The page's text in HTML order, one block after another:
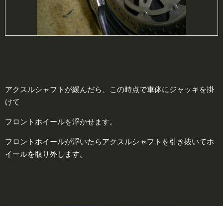
アクスルシャフトが緩んだら、この時点で車体にジャッキを掛
けて
フロントホイールを浮かせます。
フロントホイールが浮いたらアクスルシャフトを引き抜いてホ
イールを取り外します。